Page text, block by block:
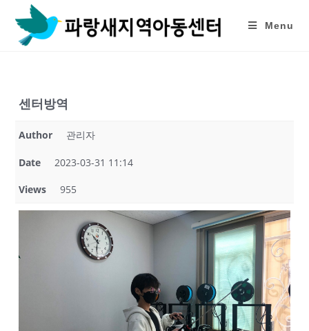
content
Menu
센터방역
Author 관리자
Date 2023-03-31 11:14
Views 955